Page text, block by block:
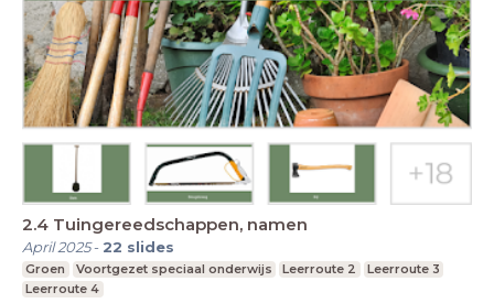
2.4 Tuingereedschappen, namen
April 2025- 22 slides
Groen Voortgezet speciaal onderwijs Leerroute 2
Leerroute 3
Leerroute 4